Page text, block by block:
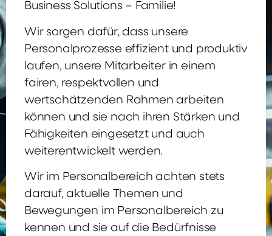
Business Solutions – Familie!
Wir sorgen dafür, dass unsere
Personalprozesse effizient und produktiv
laufen, unsere Mitarbeiter in einem
fairen, respektvollen und
wertschätzenden Rahmen arbeiten
können und sie nach ihren Stärken und
Fähigkeiten eingesetzt und auch
weiterentwickelt werden.
Wir im Personalbereich achten stets
darauf, aktuelle Themen und
Bewegungen im Personalbereich zu
kennen und sie auf die Bedürfnisse